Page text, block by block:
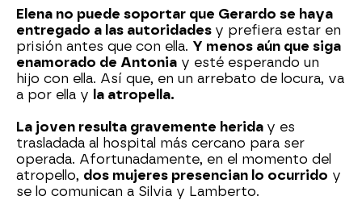
Elena no puede soportar que Gerardo se haya
entregado a las autoridades y prefiera estar en
prisión antes que con ella. Y menos aún que siga
enamorado de Antonia y esté esperando un
hijo con ella. Así que, en un arrebato de locura, va
a por ella y la atropella.
La joven resulta gravemente herida y es
trasladada al hospital más cercano para ser
operada. Afortunadamente, en el momento del
atropello, dos mujeres presencian lo ocurrido y
se lo comunican a Silvia y Lamberto.